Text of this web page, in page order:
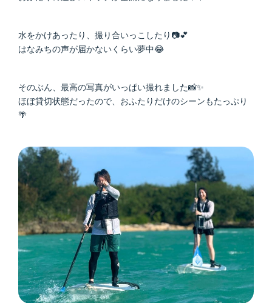
水をかけあったり、撮り合いっこしたり📷💕
はなみちの声が届かないくらい夢中😂
そのぶん、最高の写真がいっぱい撮れました📸✨
ほぼ貸切状態だったので、おふたりだけのシーンもたっぷり
🌴